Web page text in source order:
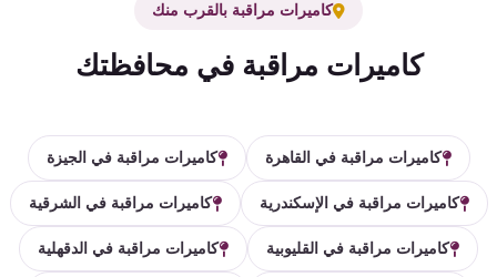
كاميرات مراقبة بالقرب منك
كاميرات مراقبة في محافظتك
كاميرات مراقبة في القاهرة كاميرات مراقبة في الجيزة
كاميرات مراقبة في الإسكندرية كاميرات مراقبة في الشرقية
كاميرات مراقبة في القليوبية كاميرات مراقبة في الدقهلية